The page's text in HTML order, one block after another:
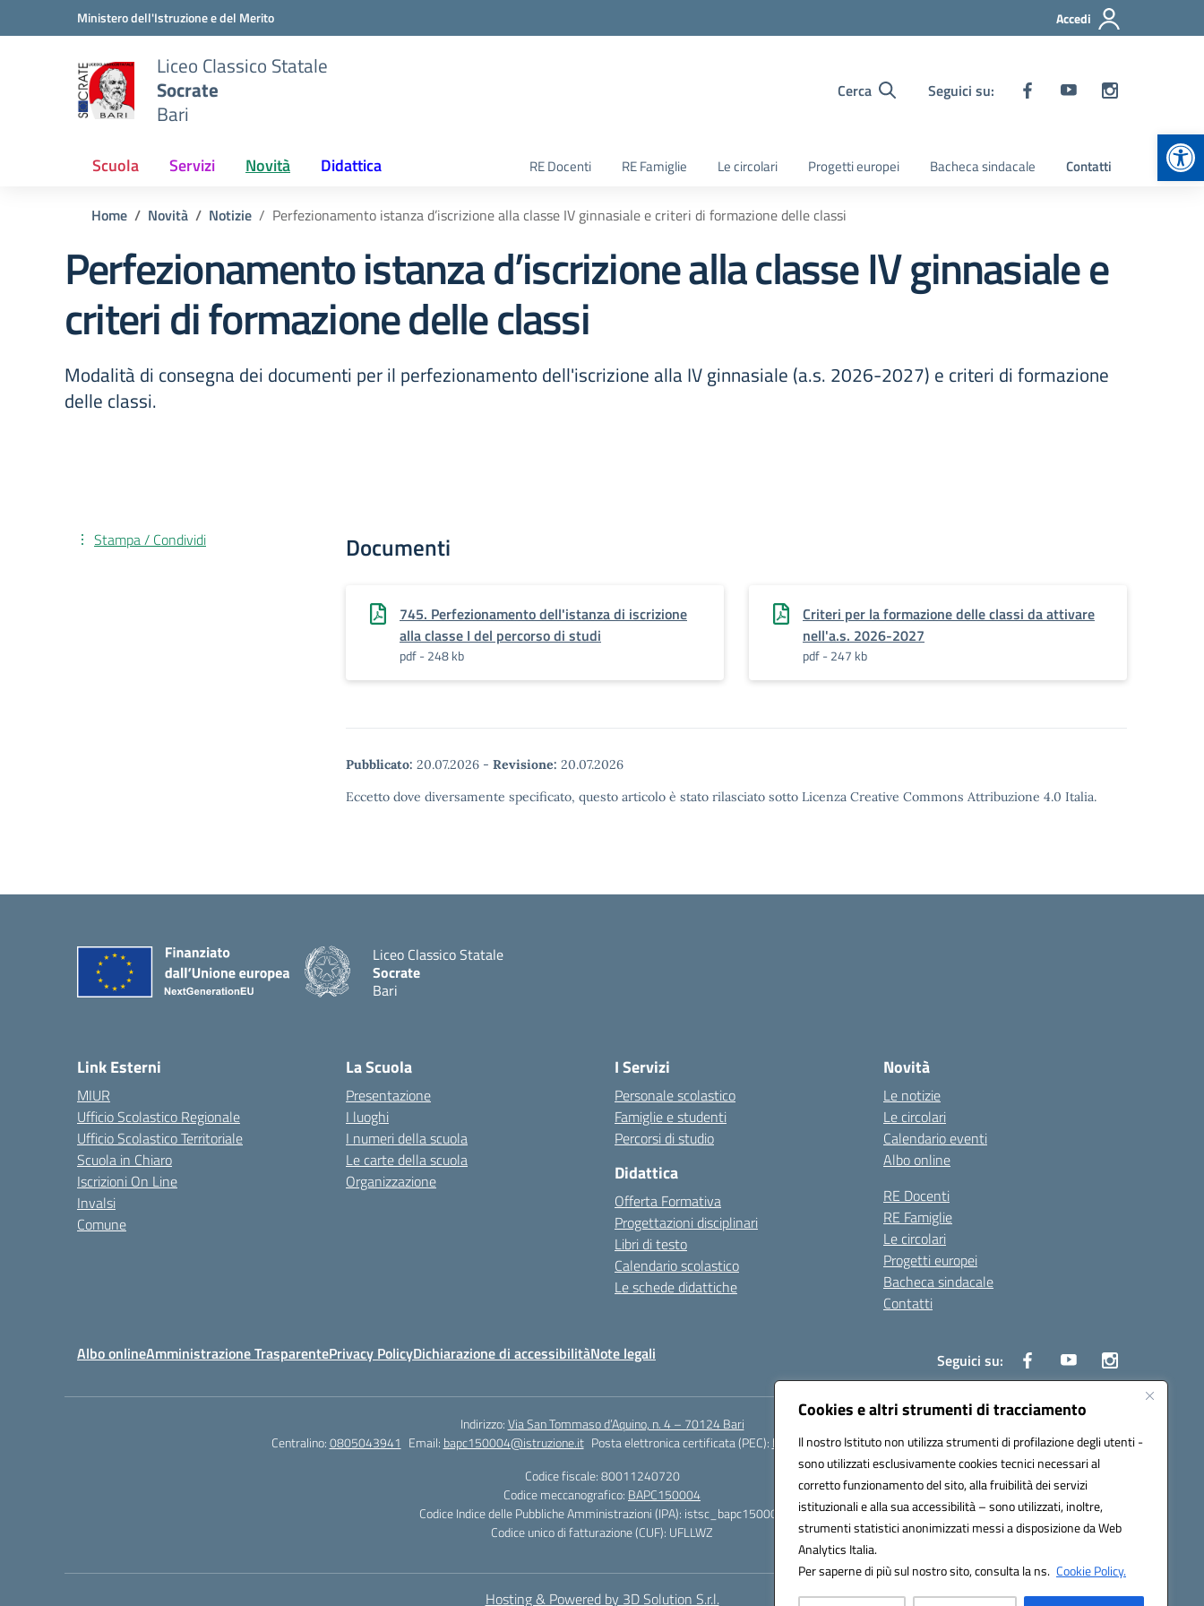
Cookies e altri strumenti di tracciamento
Il nostro Istituto non utilizza strumenti di profilazione degli utenti -
sono utilizzati esclusivamente cookies tecnici necessari al
corretto funzionamento del sito, alla fruibilità dei servizi
istituzionali e alla sua accessibilità – sono utilizzati, inoltre,
strumenti statistici anonimizzati messi a disposizione da Web
Analytics Italia.
Per saperne di più sul nostro sito, consulta la ns. Cookie Policy.
Vai ai contenuti
Vai al menu di navigazioneMinistero dell'Istruzione e del Merito Accedi
Liceo Classico Statale
Socrate
Bari
Cerca Seguici su:
Scuola Servizi Novità Didattica RE Docenti RE Famiglie Le circolari Progetti europei Bacheca sindacale Contatti
Home Novità Notizie Perfezionamento istanza d’iscrizione alla classe IV ginnasiale e criteri di formazione delle classi
Perfezionamento istanza d’iscrizione alla classe IV ginnasiale e
criteri di formazione delle classi
Modalità di consegna dei documenti per il perfezionamento dell'iscrizione alla IV ginnasiale (a.s. 2026-2027) e criteri di formazione
delle classi.
Documenti
745. Perfezionamento dell'istanza di iscrizione
alla classe I del percorso di studi
pdf - 248 kb
Criteri per la formazione delle classi da attivare
nell'a.s. 2026-2027
pdf - 247 kb
Pubblicato: 20.07.2026 - Revisione: 20.07.2026
Eccetto dove diversamente specificato, questo articolo è stato rilasciato sotto Licenza Creative Commons Attribuzione 4.0 Italia.
Stampa / Condividi
Liceo Classico Statale
Socrate
Bari
Link Esterni
MIUR
Ufficio Scolastico Regionale
Ufficio Scolastico Territoriale
Scuola in Chiaro
Iscrizioni On Line
Invalsi
Comune
La Scuola
Presentazione
I luoghi
I numeri della scuola
Le carte della scuola
Organizzazione
I Servizi
Personale scolastico
Famiglie e studenti
Percorsi di studio
Didattica
Offerta Formativa
Progettazioni disciplinari
Libri di testo
Calendario scolastico
Le schede didattiche
Novità
Le notizie
Le circolari
Calendario eventi
Albo online
RE Docenti
RE Famiglie
Le circolari
Progetti europei
Bacheca sindacale
Contatti
Albo onlineAmministrazione TrasparentePrivacy PolicyDichiarazione di accessibilitàNote legali Seguici su:
Indirizzo:Via San Tommaso d’Aquino, n. 4 – 70124 Bari
Centralino:0805043941 Email: bapc150004@istruzione.it Posta elettronica certificata (PEC): bapc150004@pec.istruzione.it
Codice fiscale: 80011240720
Codice meccanografico: BAPC150004
Codice Indice delle Pubbliche Amministrazioni (IPA): istsc_bapc150004
Codice unico di fatturazione (CUF): UFLLWZ
Hosting & Powered by 3D Solution S.r.l.